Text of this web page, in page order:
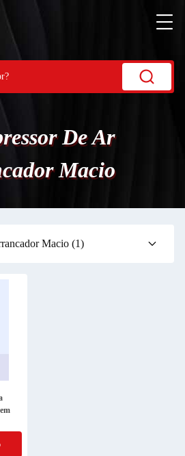
De Ar
Macio
Macio (1)